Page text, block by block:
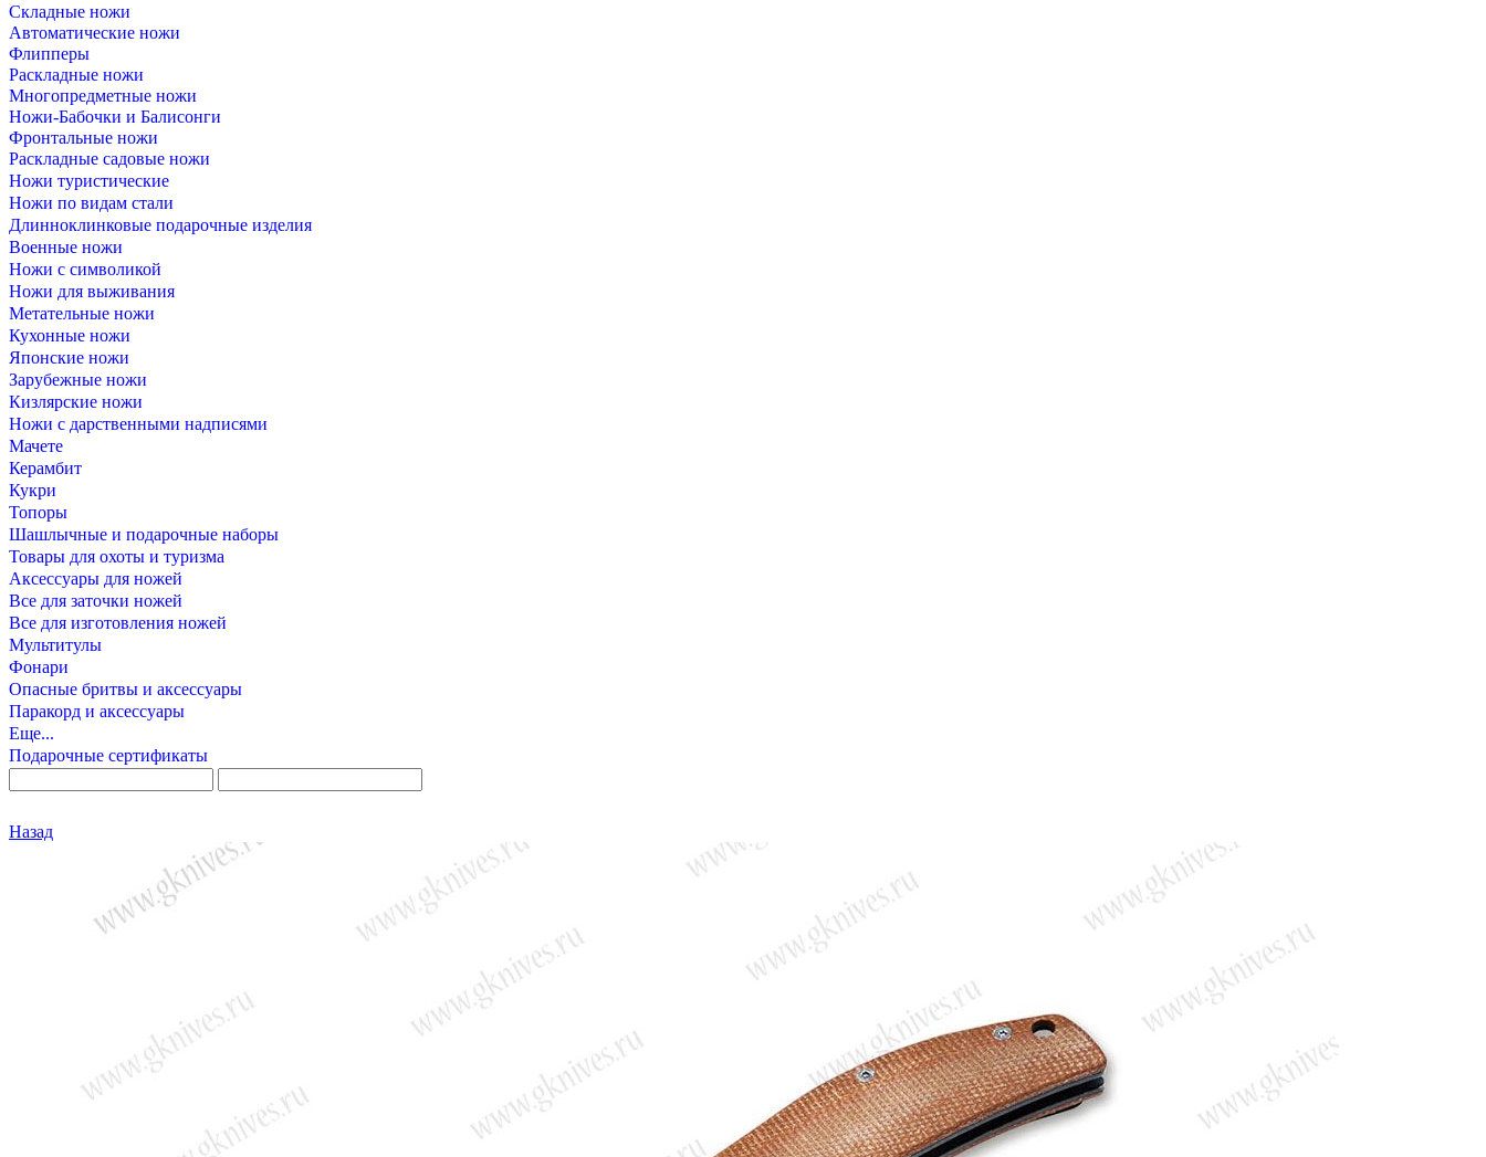
Складные ножи
Автоматические ножи
Флипперы
Раскладные ножи
Многопредметные ножи
Ножи-Бабочки и Балисонги
Фронтальные ножи
Раскладные садовые ножи
Ножи туристические
Ножи по видам стали
Длинноклинковые подарочные изделия
Военные ножи
Ножи с символикой
Ножи для выживания
Метательные ножи
Кухонные ножи
Японские ножи
Зарубежные ножи
Кизлярские ножи
Ножи с дарственными надписями
Мачете
Керамбит
Кукри
Топоры
Шашлычные и подарочные наборы
Товары для охоты и туризма
Аксессуары для ножей
Все для заточки ножей
Все для изготовления ножей
Мультитулы
Фонари
Опасные бритвы и аксессуары
Паракорд и аксессуары
Еще...
Подарочные сертификаты
Назад